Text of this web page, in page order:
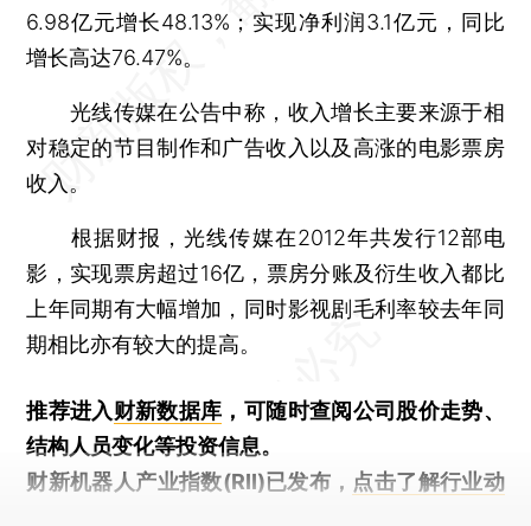
6.98亿元增长48.13%；实现净利润3.1亿元，同比
增长高达76.47%。
光线传媒在公告中称，收入增长主要来源于相
对稳定的节目制作和广告收入以及高涨的电影票房
收入。
根据财报，光线传媒在2012年共发行12部电
影，实现票房超过16亿，票房分账及衍生收入都比
上年同期有大幅增加，同时影视剧毛利率较去年同
期相比亦有较大的提高。
推荐进入财新数据库 ，可随时查阅公司股价走势、
结构人员变化等投资信息。
财新机器人产业指数(RII)已发布， 点击了解行业动